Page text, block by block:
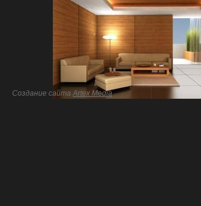
Создание сайтаArtex Media